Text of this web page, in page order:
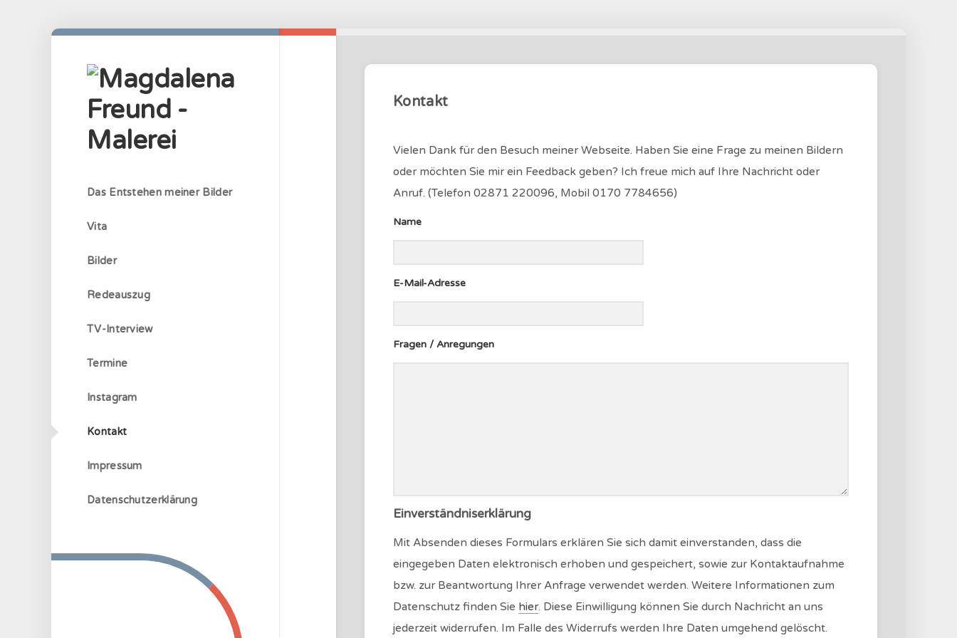
Das Entstehen meiner Bilder
Vita
Bilder
Redeauszug
TV-Interview
Termine
Instagram
Kontakt
Impressum
Datenschutzerklärung
Kontakt
Vielen Dank für den Besuch meiner Webseite. Haben Sie eine Frage zu meinen Bildern
oder möchten Sie mir ein Feedback geben? Ich freue mich auf Ihre Nachricht oder
Anruf. (Telefon 02871 220096, Mobil 0170 7784656)
Name
E-Mail-Adresse
Fragen / Anregungen
Einverständniserklärung
Mit Absenden dieses Formulars erklären Sie sich damit einverstanden, dass die
eingegeben Daten elektronisch erhoben und gespeichert, sowie zur Kontaktaufnahme
bzw. zur Beantwortung Ihrer Anfrage verwendet werden. Weitere Informationen zum
Datenschutz finden Sie hier. Diese Einwilligung können Sie durch Nachricht an uns
jederzeit widerrufen. Im Falle des Widerrufs werden Ihre Daten umgehend gelöscht.